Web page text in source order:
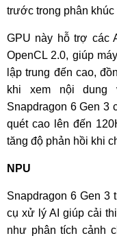
trước trong phân khúc
GPU này hỗ trợ các
OpenCL 2.0, giúp
lập trung đến cao,
khi xem nội dung
Snapdragon 6 Gen 3
quét cao lên đến
tăng độ phản hồi khi
NPU
Snapdragon 6 Gen 3
cụ xử lý AI giúp cải
như phân tích cảnh